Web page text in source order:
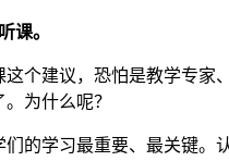
课。
这个建议，恐怕是教学专家
为什么呢？
们的学习最重要、最关键。